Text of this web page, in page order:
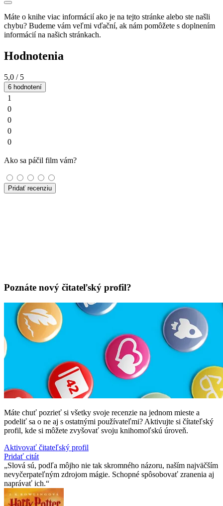
Máte o knihe viac informácií ako je na tejto stránke alebo ste našli
chybu? Budeme vám veľmi vďační, ak nám pomôžete s doplnením
informácií na našich stránkach.
Hodnotenia
5,0 / 5
6 hodnotení
1
0
0
0
0
Ako sa páčil film vám?
Pridať recenziu
Poznáte nový čitateľský profil?
Máte chuť pozrieť si všetky svoje recenzie na jednom mieste a
podeliť sa o ne aj s ostatnými používateľmi? Aktivujte si čítateľský
profil, kde si môžete zvyšovať svoju knihomoľskú úroveň.
Aktivovať čitateľský profil
Pridať citát
Slová sú, podľa môjho nie tak skromného názoru, naším najväčším
nevyčerpateľným zdrojom mágie. Schopné spôsobovať zranenia aj
naprávať ich.